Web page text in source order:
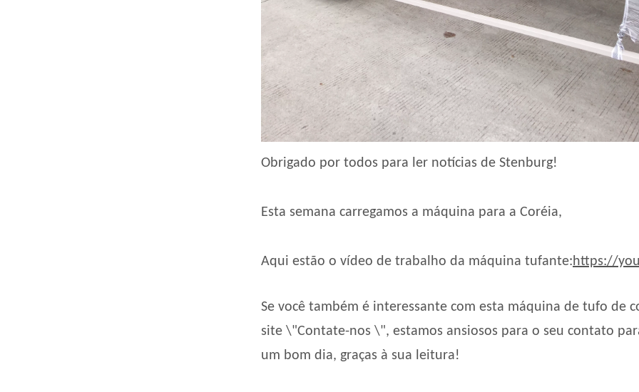
Obrigado por todos para ler notícias de Stenburg!
Esta semana carregamos a máquina para a Coréia,
Aqui estão o vídeo de trabalho da máquina tufante: https://
Se você também é interessante com esta máquina de tufo de
site \"Contate-nos \", estamos ansiosos para o seu contato
um bom dia, graças à sua leitura!